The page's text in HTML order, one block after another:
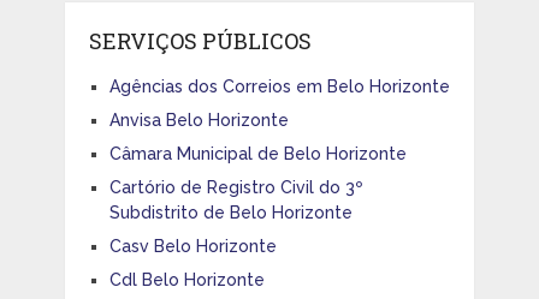
SERVIÇOS PÚBLICOS
Agências dos Correios em Belo Horizonte
Anvisa Belo Horizonte
Câmara Municipal de Belo Horizonte
Cartório de Registro Civil do 3º
Subdistrito de Belo Horizonte
Casv Belo Horizonte
Cdl Belo Horizonte